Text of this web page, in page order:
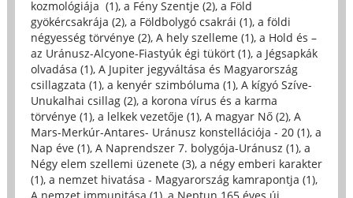
kozmológiája (1), a Fény Szentje (2), a Föld
gyökércsakrája (2), a Földbolygó csakrái (1), a földi
négyesség törvénye (2), A hely szelleme (1), a Hold és –
az Uránusz-Alcyone-Fiastyúk égi tükört (1), a Jégsapkák
olvadása (1), A Jupiter jegyváltása és Magyarország
csillagzata (1), a kenyér szimbóluma (1), A kígyó Szíve-
Unukalhai csillag (2), a korona vírus és a karma
törvénye (1), a lelkek vezetője (1), A magyar Nő (2), A
Mars-Merkúr-Antares- Uránusz konstellációja - 20 (1), a
Nap éve (1), A Naprendszer 7. bolygója-Uránusz (1), a
Négy elem szellemi üzenete (3), a négy emberi karakter
(1), a nemzet hivatása - Magyarország kamrapontja (1),